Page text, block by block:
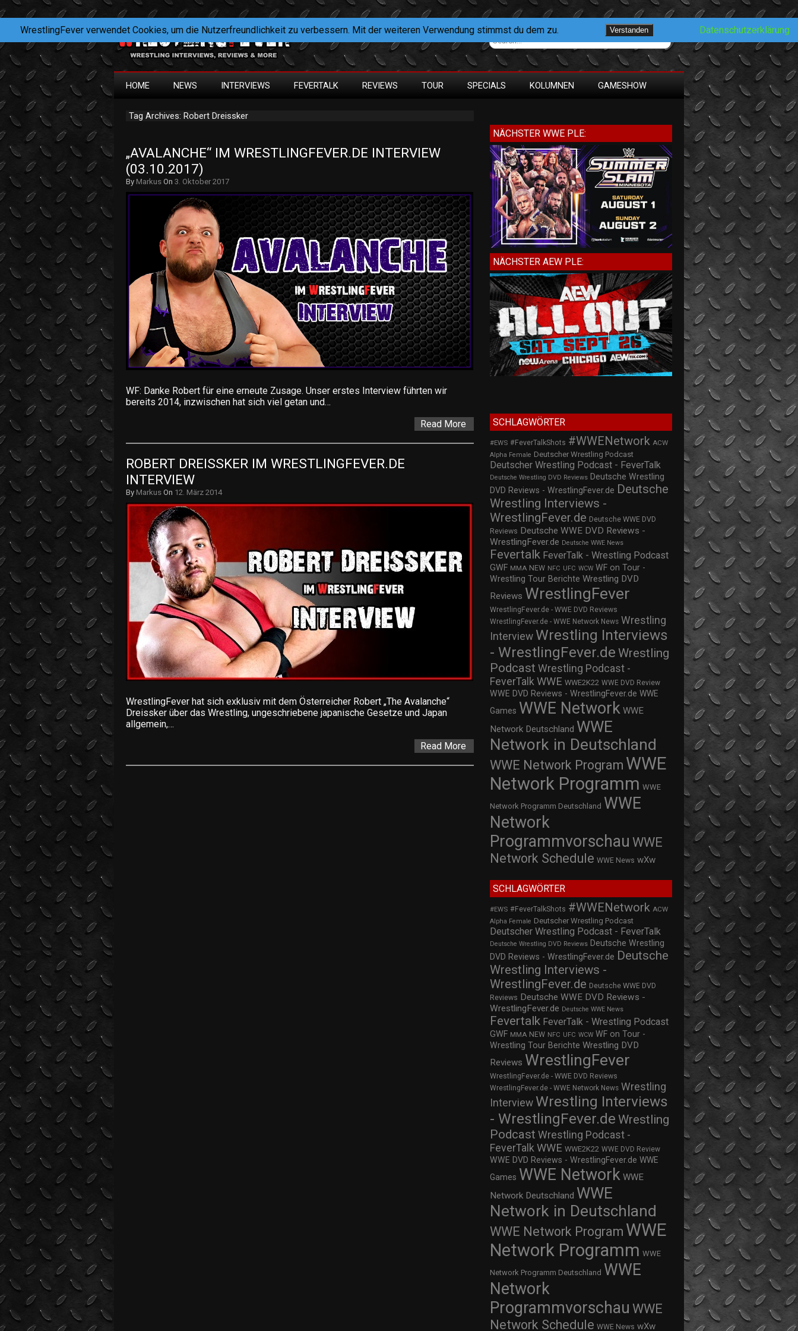
HOME NEWS INTERVIEWS FEVERTALK REVIEWS TOUR SPECIALS KOLUMNEN GAMESHOW
Tag Archives: Robert Dreissker
„AVALANCHE“ IM WRESTLINGFEVER.DE INTERVIEW
(03.10.2017)
By Markus On 3. Oktober 2017
WF: Danke Robert für eine erneute Zusage. Unser erstes Interview führten wir
bereits 2014, inzwischen hat sich viel getan und…
Read More
ROBERT DREISSKER IM WRESTLINGFEVER.DE
INTERVIEW
By Markus On 12. März 2014
WrestlingFever hat sich exklusiv mit dem Österreicher Robert „The Avalanche“
Dreissker über das Wrestling, ungeschriebene japanische Gesetze und Japan
allgemein,…
Read More
NÄCHSTER WWE PLE:
NÄCHSTER AEW PLE:
SCHLAGWÖRTER
#EWS #FeverTalkShots #WWENetwork ACW
Alpha Female Deutscher Wrestling Podcast
Deutscher Wrestling Podcast - FeverTalk
Deutsche Wrestling DVD Reviews Deutsche Wrestling
DVD Reviews - WrestlingFever.de Deutsche
Wrestling Interviews -
WrestlingFever.de Deutsche WWE DVD
Reviews Deutsche WWE DVD Reviews -
WrestlingFever.de Deutsche WWE News
Fevertalk FeverTalk - Wrestling Podcast
GWF MMA NEW NFC UFC WCW WF on Tour -
Wrestling Tour Berichte Wrestling DVD
Reviews WrestlingFever
WrestlingFever.de - WWE DVD Reviews
WrestlingFever.de - WWE Network News Wrestling
Interview Wrestling Interviews
- WrestlingFever.de Wrestling
Podcast Wrestling Podcast -
FeverTalk WWE WWE2K22 WWE DVD Review
WWE DVD Reviews - WrestlingFever.de WWE
Games WWE Network WWE
Network Deutschland WWE
Network in Deutschland
WWE Network Program WWE
Network Programm WWE
Network Programm Deutschland WWE
Network
Programmvorschau WWE
Network Schedule WWE News wXw
SCHLAGWÖRTER
#EWS #FeverTalkShots #WWENetwork ACW
Alpha Female Deutscher Wrestling Podcast
Deutscher Wrestling Podcast - FeverTalk
Deutsche Wrestling DVD Reviews Deutsche Wrestling
DVD Reviews - WrestlingFever.de Deutsche
Wrestling Interviews -
WrestlingFever.de Deutsche WWE DVD
Reviews Deutsche WWE DVD Reviews -
WrestlingFever.de Deutsche WWE News
Fevertalk FeverTalk - Wrestling Podcast
GWF MMA NEW NFC UFC WCW WF on Tour -
Wrestling Tour Berichte Wrestling DVD
Reviews WrestlingFever
WrestlingFever.de - WWE DVD Reviews
WrestlingFever.de - WWE Network News Wrestling
Interview Wrestling Interviews
- WrestlingFever.de Wrestling
Podcast Wrestling Podcast -
FeverTalk WWE WWE2K22 WWE DVD Review
WWE DVD Reviews - WrestlingFever.de WWE
Games WWE Network WWE
Network Deutschland WWE
Network in Deutschland
WWE Network Program WWE
Network Programm WWE
Network Programm Deutschland WWE
Network
Programmvorschau WWE
Network Schedule WWE News wXw
WrestlingFever verwendet Cookies, um die Nutzerfreundlichkeit zu verbessern. Mit der weiteren Verwendung stimmst du dem zu. Verstanden Datenschutzerklärung